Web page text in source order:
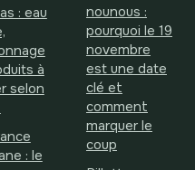
: eau
à
selon
: le
nounous :
pourquoi le 19
novembre
est une date
clé et
comment
marquer le
coup